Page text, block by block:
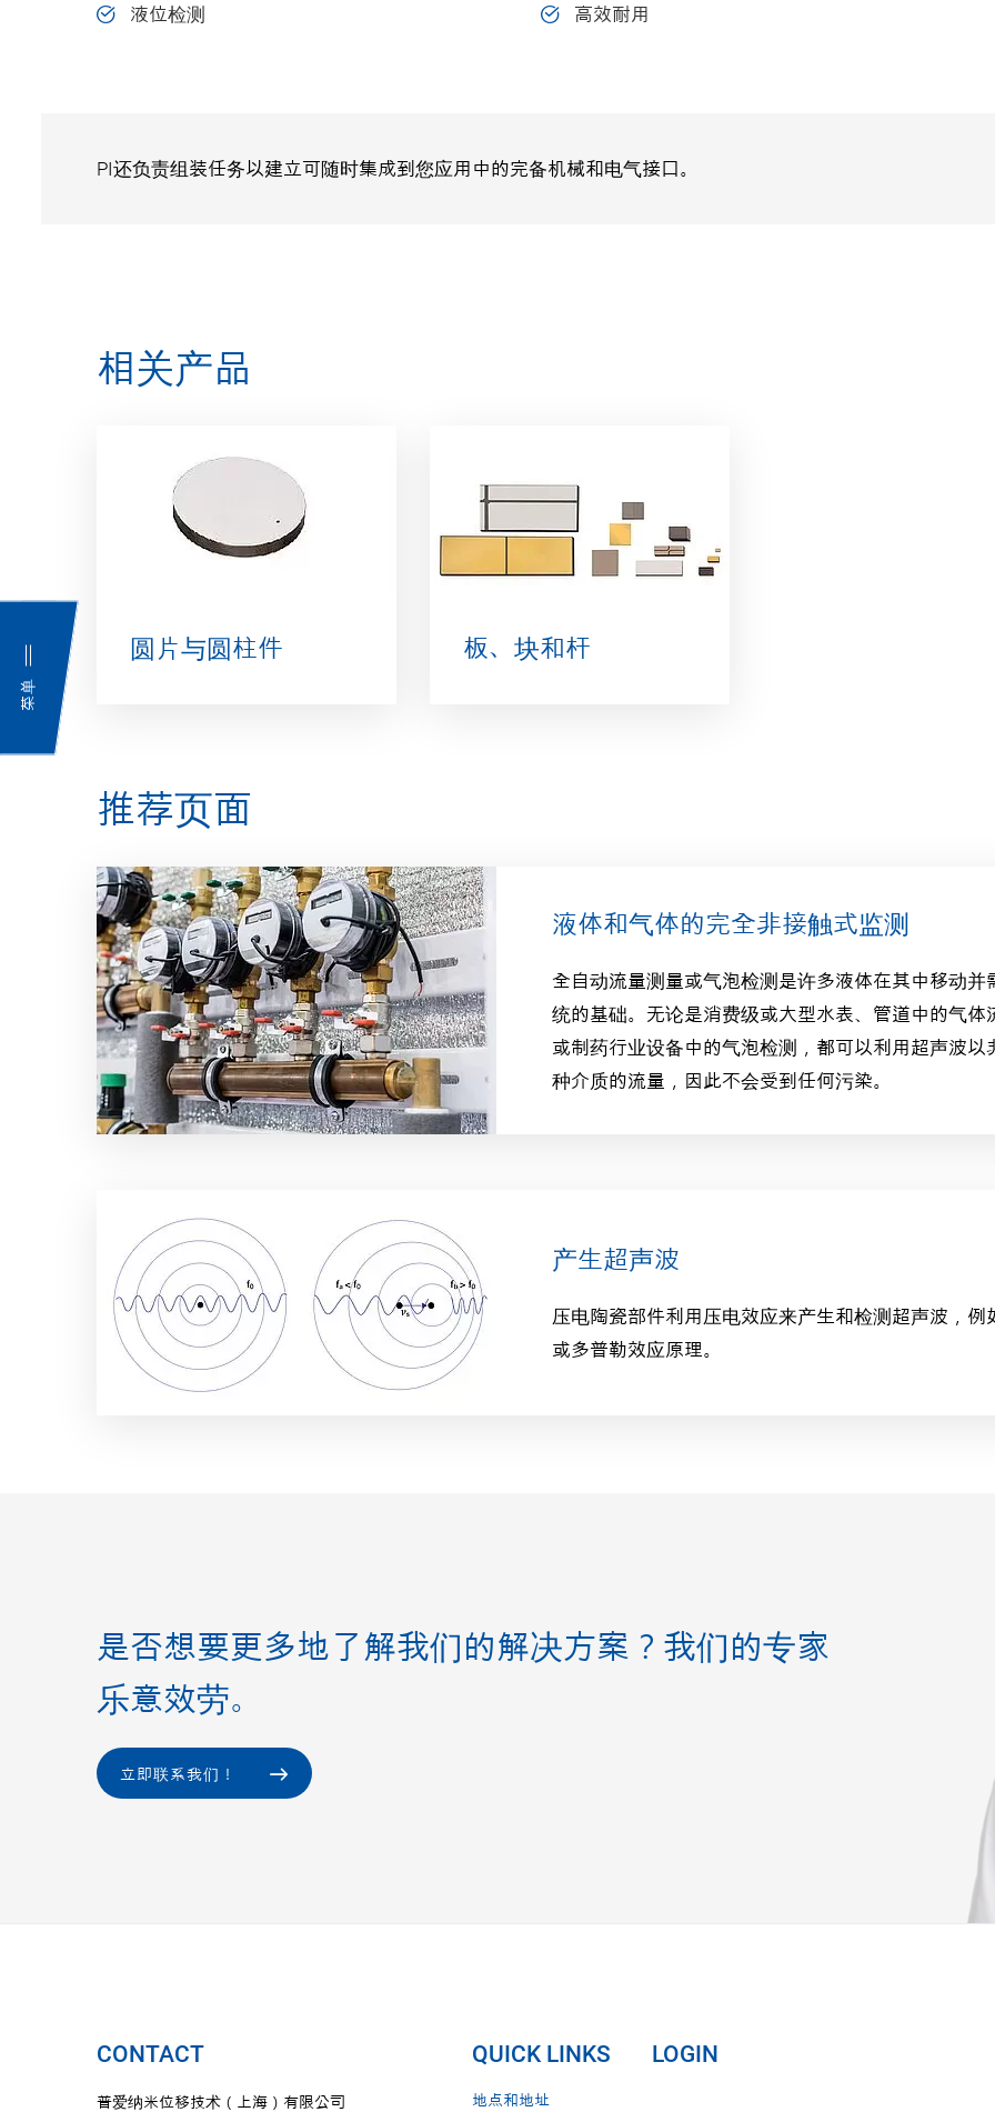
菜单
液位检测
高效耐用
PI还负责组装任务以建立可随时集成到您应用中的完备机械和电气接口。
相关产品
圆片与圆柱件 板、块和杆
推荐页面
液体和气体的完全非接触式监测
全自动流量测量或气泡检测是许多液体在其中移动并
统的基础。无论是消费级或大型水表、管道中的气体
或制药行业设备中的气泡检测，都可以利用超声波以
种介质的流量，因此不会受到任何污染。
产生超声波
压电陶瓷部件利用压电效应来产生和检测超声波，例
或多普勒效应原理。
是否想要更多地了解我们的解决方案？我们的专家
乐意效劳。
立即联系我们！
CONTACT
普爱纳米位移技术（上海）有限公司
QUICK LINKS
地点和地址
LOGIN